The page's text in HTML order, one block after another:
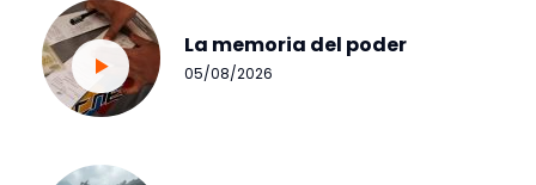
La memoria del poder
05/08/2026